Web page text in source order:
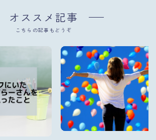
オススメ記事
こちらの記事もどうぞ